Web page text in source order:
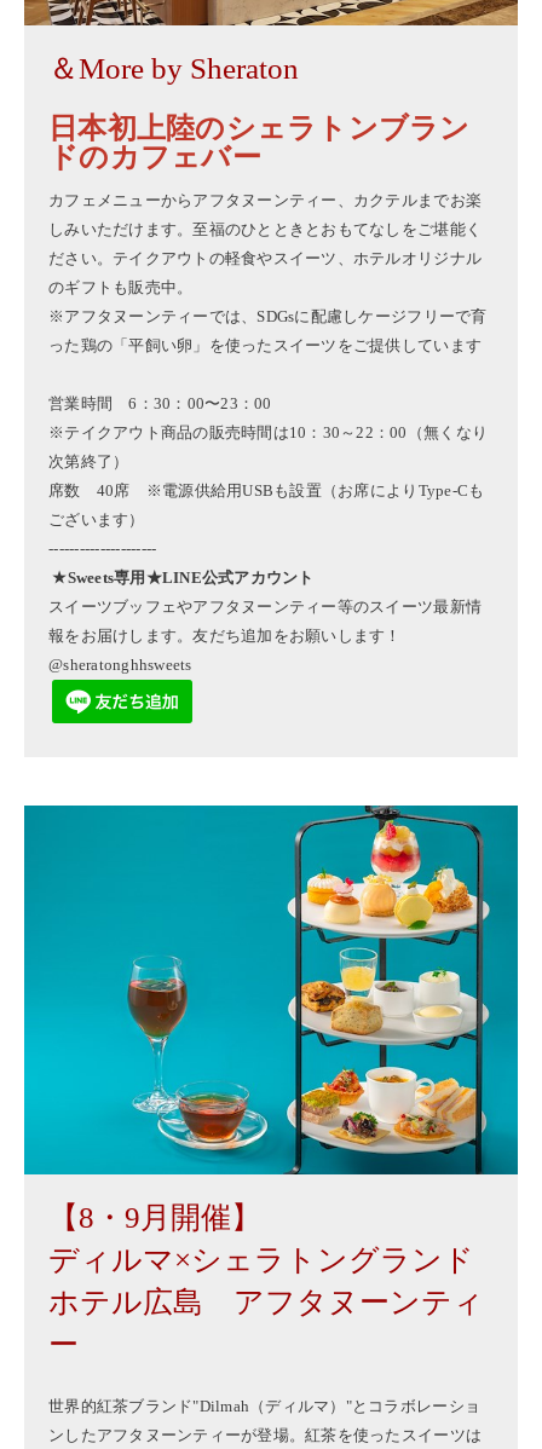
＆More by Sheraton
日本初上陸のシェラトンブラン
ドのカフェバー
カフェメニューからアフタヌーンティー、カクテルまでお楽
しみいただけます。至福のひとときとおもてなしをご堪能く
ださい。テイクアウトの軽食やスイーツ、ホテルオリジナル
のギフトも販売中。
※アフタヌーンティーでは、SDGsに配慮しケージフリーで育
った鶏の「平飼い卵」を使ったスイーツをご提供しています
営業時間 6：30：00〜23：00
※テイクアウト商品の販売時間は10：30～22：00（無くなり
次第終了）
席数 40席 ※電源供給用USBも設置（お席によりType-Cも
ございます）
---------------------
★Sweets専用★LINE公式アカウント
スイーツブッフェやアフタヌーンティー等のスイーツ最新情
報をお届けします。友だち追加をお願いします！
@sheratonghhsweets
【8・9月開催】
ディルマ×シェラトングランド
ホテル広島 アフタヌーンティ
ー
世界的紅茶ブランド"Dilmah（ディルマ）"とコラボレーショ
ンしたアフタヌーンティーが登場。紅茶を使ったスイーツは